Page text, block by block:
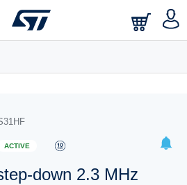
saved searches.
ACTIVE
down 2.3 MHz